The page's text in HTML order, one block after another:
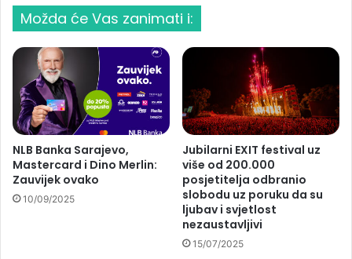
Možda će Vas zanimati i:
NLB Banka Sarajevo,
Mastercard i Dino Merlin:
Zauvijek ovako
10/09/2025
Jubilarni EXIT festival uz
više od 200.000
posjetitelja odbranio
slobodu uz poruku da su
ljubav i svjetlost
nezaustavljivi
15/07/2025